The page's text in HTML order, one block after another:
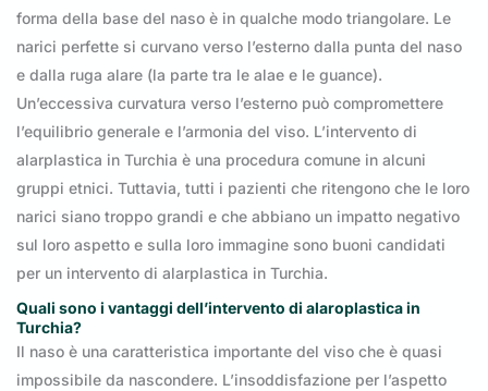
forma della base del naso è in qualche modo triangolare. Le
narici perfette si curvano verso l’esterno dalla punta del naso
e dalla ruga alare (la parte tra le alae e le guance).
Un’eccessiva curvatura verso l’esterno può compromettere
l’equilibrio generale e l’armonia del viso. L’intervento di
alarplastica in Turchia è una procedura comune in alcuni
gruppi etnici. Tuttavia, tutti i pazienti che ritengono che le loro
narici siano troppo grandi e che abbiano un impatto negativo
sul loro aspetto e sulla loro immagine sono buoni candidati
per un intervento di alarplastica in Turchia.
Quali sono i vantaggi dell’intervento di alaroplastica in
Turchia?
Il naso è una caratteristica importante del viso che è quasi
impossibile da nascondere. L’insoddisfazione per l’aspetto